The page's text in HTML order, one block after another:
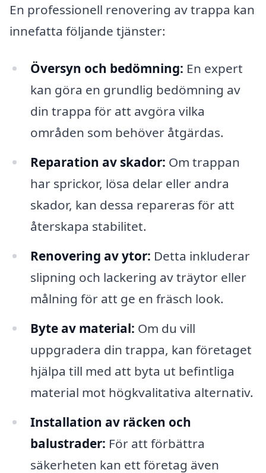
En professionell renovering av trappa kan
innefatta följande tjänster:
Översyn och bedömning: En expert
kan göra en grundlig bedömning av
din trappa för att avgöra vilka
områden som behöver åtgärdas.
Reparation av skador: Om trappan
har sprickor, lösa delar eller andra
skador, kan dessa repareras för att
återskapa stabilitet.
Renovering av ytor: Detta inkluderar
slipning och lackering av träytor eller
målning för att ge en fräsch look.
Byte av material: Om du vill
uppgradera din trappa, kan företaget
hjälpa till med att byta ut befintliga
material mot högkvalitativa alternativ.
Installation av räcken och
balustrader: För att förbättra
säkerheten kan ett företag även